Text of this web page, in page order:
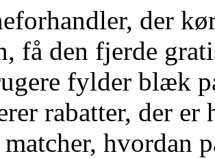
der
få den fjerde
fylder blæk
rabatter, der er
hvordan